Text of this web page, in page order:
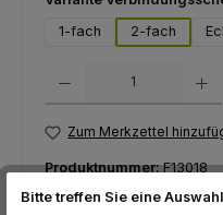
1-fach
2-fach
Zum Merkzettel
Produktnummer:F13018
Bitte treffen Sie eine Auswahl